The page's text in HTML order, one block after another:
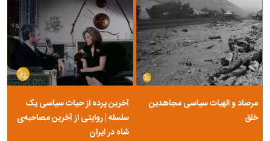
مرصاد و الهیات سیاسی مجاهدین
خلق
آخرین پرده از حیات سیاسی یک
سلسله | روایتی از آخرین مصاحبه‌ی
شاه در ایران